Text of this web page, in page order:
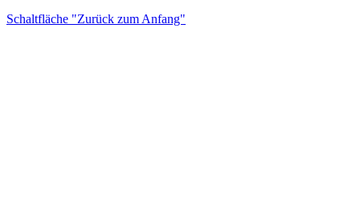
Schaltfläche "Zurück zum Anfang"